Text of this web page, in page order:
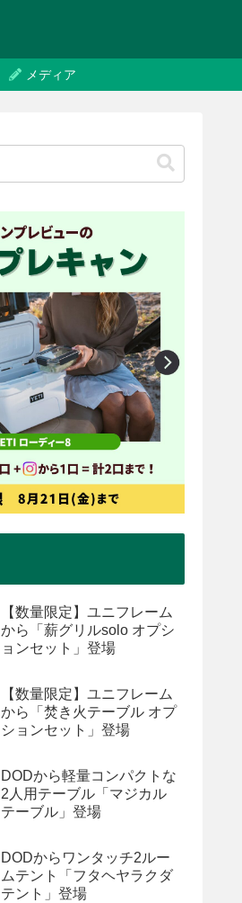
メディア
【数量限定】ユニフレーム
から「薪グリルsolo オプシ
ョンセット」登場
【数量限定】ユニフレーム
から「焚き火テーブル オプ
ションセット」登場
DODから軽量コンパクトな
2人用テーブル「マジカル
テーブル」登場
DODからワンタッチ2ルー
ムテント「フタヘヤラクダ
テント」登場